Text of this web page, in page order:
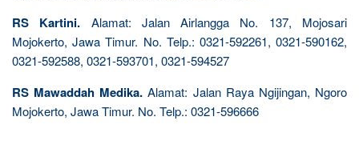
RS Kartini. Alamat: Jalan Airlangga No. 137, Mojosari
Mojokerto, Jawa Timur. No. Telp.: 0321-592261, 0321-590162,
0321-592588, 0321-593701, 0321-594527
RS Mawaddah Medika. Alamat: Jalan Raya Ngijingan, Ngoro
Mojokerto, Jawa Timur. No. Telp.: 0321-596666